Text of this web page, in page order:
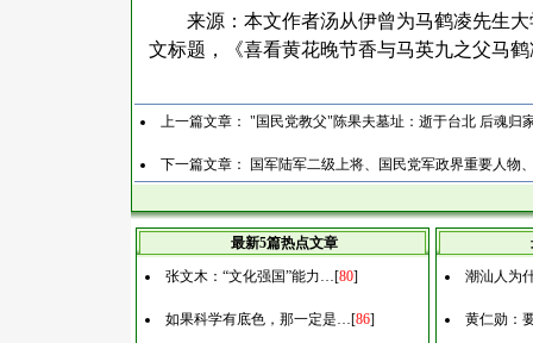
来源：本文作者汤从伊曾为马鹤凌先生
文标题，《喜看黄花晚节香与马英九之父马
上一篇文章： "国民党教父"陈果夫墓址：逝于台北 后魂归
下一篇文章： 国军陆军二级上将、国民党军政界重要人物
最新5篇热点文章
张文木：“文化强国”能力…[80]
如果科学有底色，那一定是…[86]
潮汕人为
黄仁勋：